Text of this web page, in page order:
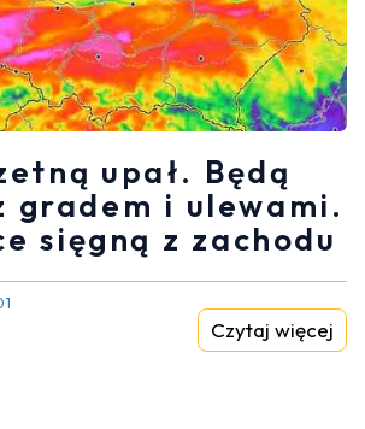
upał. Będą
gradem i ulewami.
sięgną z zachodu
Czytaj więcej